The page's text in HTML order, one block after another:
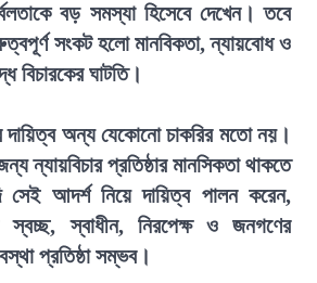
বড় সমস্যা হিসেবে দেখেন। তবে
সংকট হলো মানবিকতা, ন্যায়বোধ ও
বিচারকের ঘাটতি।
দায়িত্ব অন্য যেকোনো চাকরির মতো নয়।
ন্যায়বিচার প্রতিষ্ঠার মানসিকতা থাকতে
সেই আদর্শ নিয়ে দায়িত্ব পালন করেন,
স্বচ্ছ, স্বাধীন, নিরপেক্ষ ও জনগণের
প্রতিষ্ঠা সম্ভব।